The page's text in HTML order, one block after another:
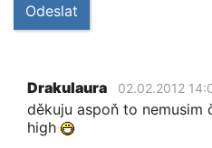
Odeslat
Drakulaura 02.02.2012
děkuju aspoň to nemusim
high